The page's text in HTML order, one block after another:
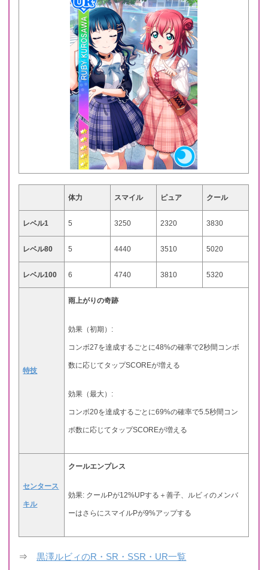
体力 スマイル ピュア クール
レベル1 5 3250 2320 3830
レベル80 5 4440 3510 5020
レベル100 6 4740 3810 5320
特技
雨上がりの奇跡
効果（初期）:
コンボ27を達成するごとに48%の確率で2秒間コンボ
数に応じてタップSCOREが増える
効果（最大）:
コンボ20を達成するごとに69%の確率で5.5秒間コン
ボ数に応じてタップSCOREが増える
センタース
キル
クールエンプレス
効果: クールPが12%UPする＋善子、ルビィのメンバ
ーはさらにスマイルPが9%アップする
⇒黒澤ルビィのR・SR・SSR・UR一覧